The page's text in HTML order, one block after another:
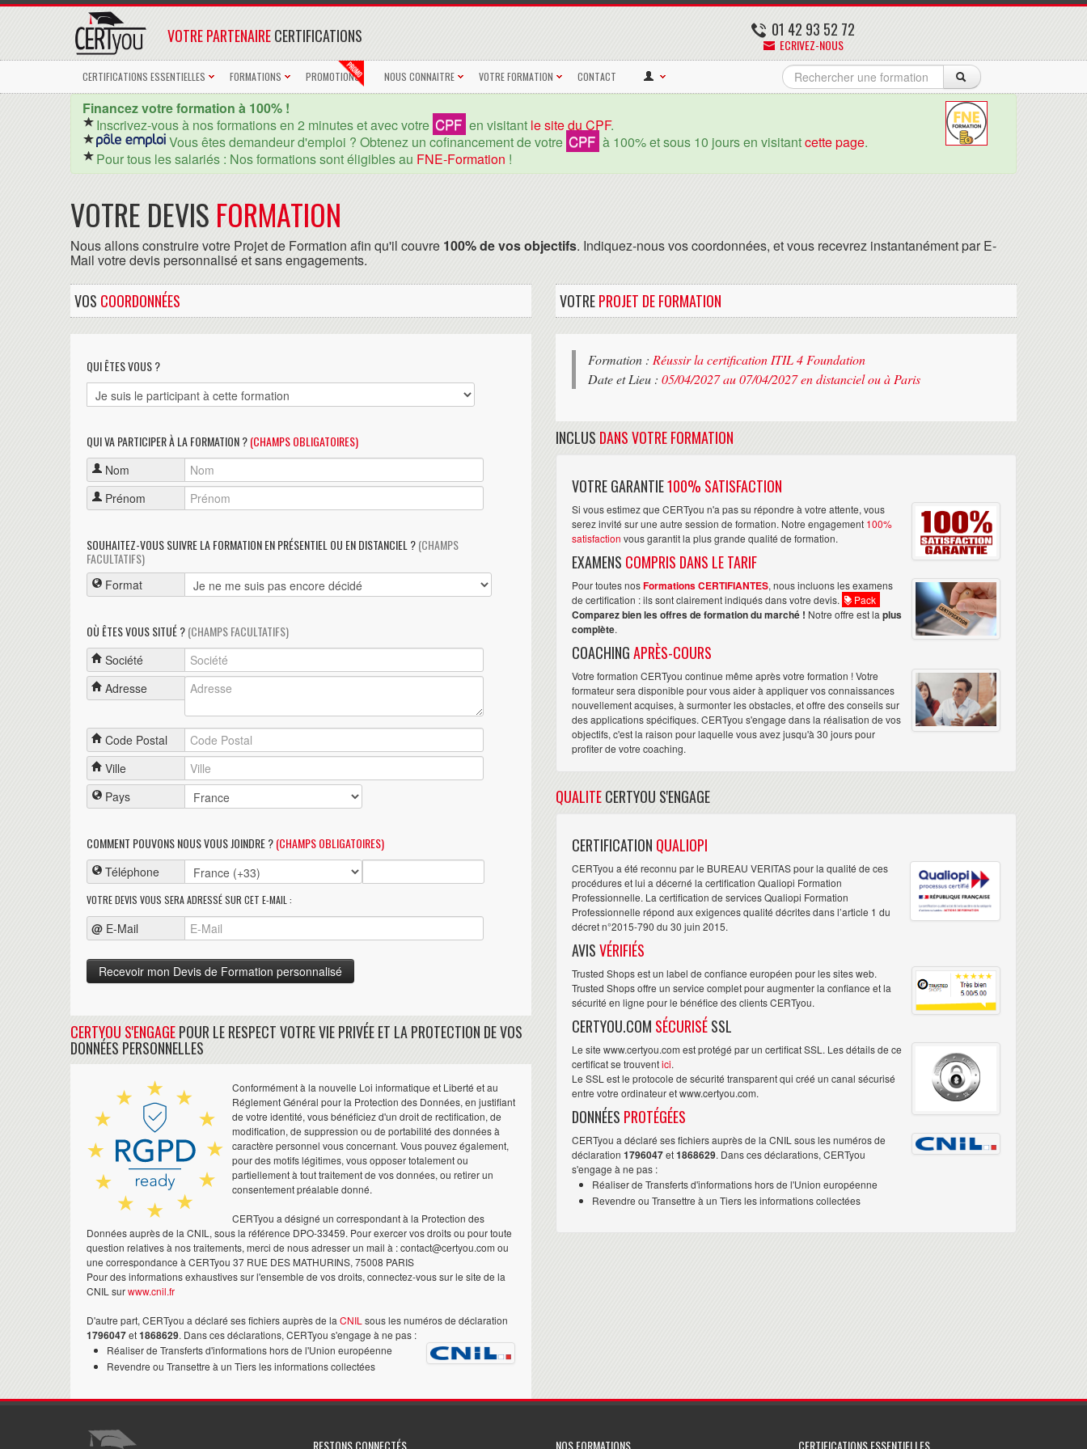
01 42 93 52 72
ECRIVEZ-NOUS
VOTRE PARTENAIRECERTIFICATIONS
CERTIFICATIONS ESSENTIELLES FORMATIONS PROMOTIONS NOUS CONNAITRE VOTRE FORMATION CONTACT
Financez votre formation à 100% !
Inscrivez-vous à nos formations en 2 minutes et avec votre CPF en visitant le site du CPF.
Vous êtes demandeur d'emploi ? Obtenez un cofinancement de votre CPF à 100% et sous 10 jours en visitantcette page.
Pour tous les salariés : Nos formations sont éligibles au FNE-Formation !
VOTRE DEVIS FORMATION
Nous allons construire votre Projet de Formation afin qu'il couvre 100% de vos objectifs. Indiquez-nous vos coordonnées, et vous recevrez instantanément par E-
Mail votre devis personnalisé et sans engagements.
VOS COORDONNÉES
QUI ÊTES VOUS ?
QUI VA PARTICIPER À LA FORMATION ?(CHAMPS OBLIGATOIRES)
Nom
Prénom
SOUHAITEZ-VOUS SUIVRE LA FORMATION EN PRÉSENTIEL OU EN DISTANCIEL ?(CHAMPS
FACULTATIFS)
Format
OÙ ÊTES VOUS SITUÉ ?(CHAMPS FACULTATIFS)
Société
Adresse
Code Postal
Ville
Pays
COMMENT POUVONS NOUS VOUS JOINDRE ?(CHAMPS OBLIGATOIRES)
Téléphone
VOTRE DEVIS VOUS SERA ADRESSÉ SUR CET E-MAIL :
@ E-Mail
CERTYOU S'ENGAGEPOUR LE RESPECT VOTRE VIE PRIVÉE ET LA PROTECTION DE VOS
DONNÉES PERSONNELLES
Conformément à la nouvelle Loi informatique et Liberté et au
Réglement Général pour la Protection des Données, en justifiant
de votre identité, vous bénéficiez d'un droit de rectification, de
modification, de suppression ou de portabilité des données à
caractère personnel vous concernant. Vous pouvez également,
pour des motifs légitimes, vous opposer totalement ou
partiellement à tout traitement de vos données, ou retirer un
consentement préalable donné.
CERTyou a désigné un correspondant à la Protection des
Données auprès de la CNIL, sous la référence DPO-33459. Pour exercer vos droits ou pour toute
question relatives à nos traitements, merci de nous adresser un mail à : contact@certyou.com ou
une correspondance à CERTyou 37 RUE DES MATHURINS, 75008 PARIS
Pour des informations exhaustives sur l'ensemble de vos droits, connectez-vous sur le site de la
CNIL surwww.cnil.fr
D'autre part, CERTyou a déclaré ses fichiers auprès de la CNIL sous les numéros de déclaration
1796047et1868629. Dans ces déclarations, CERTyou s'engage à ne pas :
Réaliser de Transferts d'informations hors de l'Union européenne
Revendre ou Transettre à un Tiers les informations collectées
VOTREPROJET DE FORMATION
Formation : Réussir la certification ITIL 4 Foundation
Date et Lieu : 05/04/2027 au 07/04/2027 en distanciel ou à Paris
INCLUS DANS VOTRE FORMATION
VOTRE GARANTIE100% SATISFACTION
Si vous estimez que CERTyou n'a pas su répondre à votre attente, vous
serez invité sur une autre session de formation. Notre engagement 100%
satisfaction vous garantit la plus grande qualité de formation.
EXAMENS COMPRIS DANS LE TARIF
Pour toutes nosFormations CERTIFIANTES, nous incluons les examens
de certification : ils sont clairement indiqués dans votre devis.
Pack
Comparez bien les offres de formation du marché ! Notre offre est la plus
complète.
COACHINGAPRÈS-COURS
Votre formation CERTyou continue même après votre formation ! Votre
formateur sera disponible pour vous aider à appliquer vos connaissances
nouvellement acquises, à surmonter les obstacles, et offre des conseils sur
des applications spécifiques. CERTyou s'engage dans la réalisation de vos
objectifs, c'est la raison pour laquelle vous avez jusqu'à 30 jours pour
profiter de votre coaching.
QUALITECERTYOU S'ENGAGE
CERTIFICATION QUALIOPI
CERTyou a été reconnu par le BUREAU VERITAS pour la qualité de ces
procédures et lui a décerné la certification Qualiopi Formation
Professionnelle. La certification de services Qualiopi Formation
Professionnelle répond aux exigences qualité décrites dans l’article 1 du
décret n°2015-790 du 30 juin 2015.
AVISVÉRIFIÉS
Trusted Shops est un label de confiance européen pour les sites web.
Trusted Shops offre un service complet pour augmenter la confiance et la
sécurité en ligne pour le bénéfice des clients CERTyou.
CERTYOU.COM SÉCURISÉSSL
Le site www.certyou.com est protégé par un certificat SSL. Les détails de ce
certificat se trouventici.
Le SSL est le protocole de sécurité transparent qui créé un canal sécurisé
entre votre ordinateur et www.certyou.com.
DONNÉES PROTÉGÉES
CERTyou a déclaré ses fichiers auprès de la CNIL sous les numéros de
déclaration 1796047et1868629. Dans ces déclarations, CERTyou
s'engage à ne pas :
Réaliser de Transferts d'informations hors de l'Union européenne
Revendre ou Transettre à un Tiers les informations collectées
RESTONS CONNECTÉS NOS FORMATIONS CERTIFICATIONS ESSENTIELLES